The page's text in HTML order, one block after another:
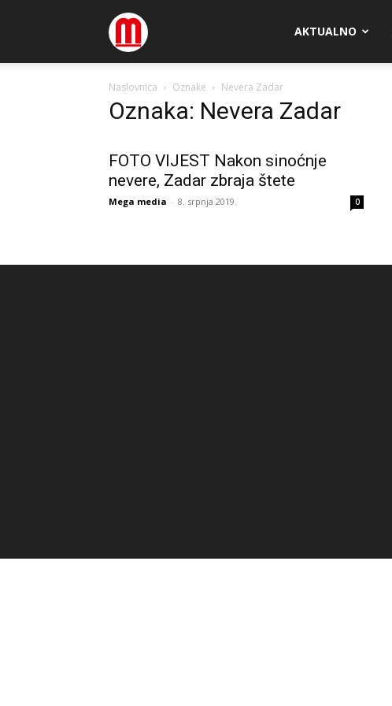
Megamedia AKTUALNO
Naslovnica Oznake Nevera Zadar
Oznaka: Nevera Zadar
FOTO VIJEST Nakon sinoćnje
nevere, Zadar zbraja štete
Mega media - 8. srpnja 2019. 0